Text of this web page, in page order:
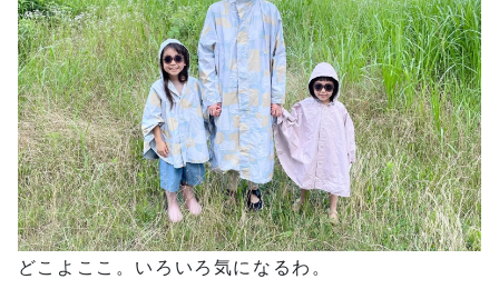
どこよここ。いろいろ気になるわ。